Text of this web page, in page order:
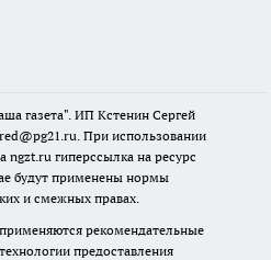
газета". ИП Кстенин Сергей
При использовании
ngzt.ru гиперссылка на ресурс
будут применены нормы
и смежных правах.
рекомендательные
предоставления